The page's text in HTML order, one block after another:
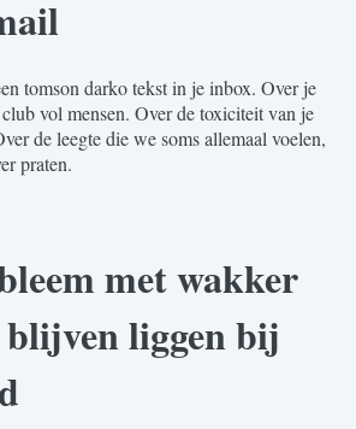
tomson darko tekst in je inbox. Over je
vol mensen. Over de toxiciteit van je
de leegte die we soms allemaal voelen,
praten.
met wakker
liggen bij